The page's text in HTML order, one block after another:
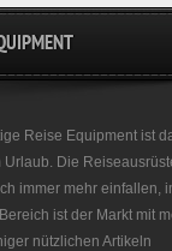
Reise Equipment ist
Urlaub. Die
immer mehr einfallen,
ist der Markt mit
nützlichen Artikeln